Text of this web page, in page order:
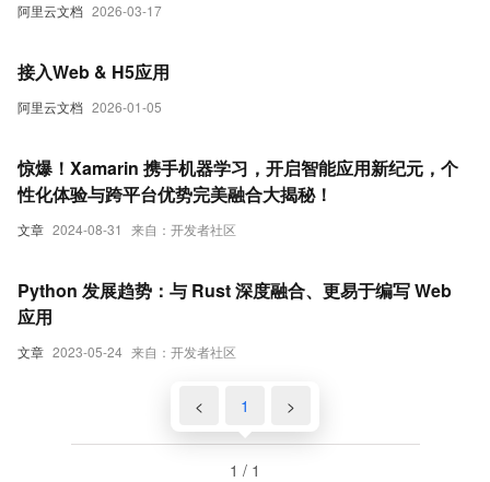
阿里云文档 2026-03-17
阿里云文档 2026-01-05
接入Web & H5应用
文章 2024-08-31 来自：开发者社区
惊爆！Xamarin 携手机器学习，开启智能应用新纪元，个
性化体验与跨平台优势完美融合大揭秘！
文章 2023-05-24 来自：开发者社区
Python 发展趋势：与 Rust 深度融合、更易于编写 Web
应用
< 1 >
1 / 1